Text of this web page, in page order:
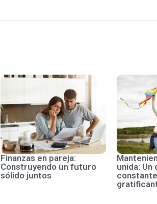
Finanzas en pareja:
Construyendo un futuro
sólido juntos
unida: Un